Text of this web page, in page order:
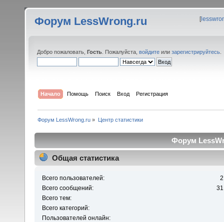
Форум LessWrong.ru [
Добро пожаловать, Гость . Пожалуйста, войдите или зарегистрируйтесь
Начало Помощь Поиск Вход Регистрация
Форум LessWrong.ru » Центр статистики
Форум
Общая статистика
Всего пользователей:
Всего сообщений:
Всего тем:
Всего категорий:
Пользователей онлайн: